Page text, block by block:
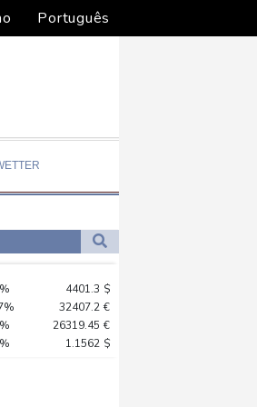
Português
4401.3 $
32407.2 €
26319.45 €
1.1562 $